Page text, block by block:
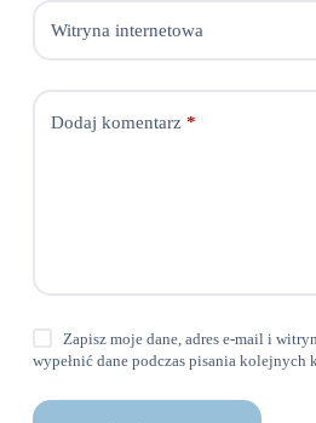
Witryna internetowa
Dodaj komentarz*
Zapisz moje dane, adres e-mail i
wypełnić dane podczas pisania kolejnych